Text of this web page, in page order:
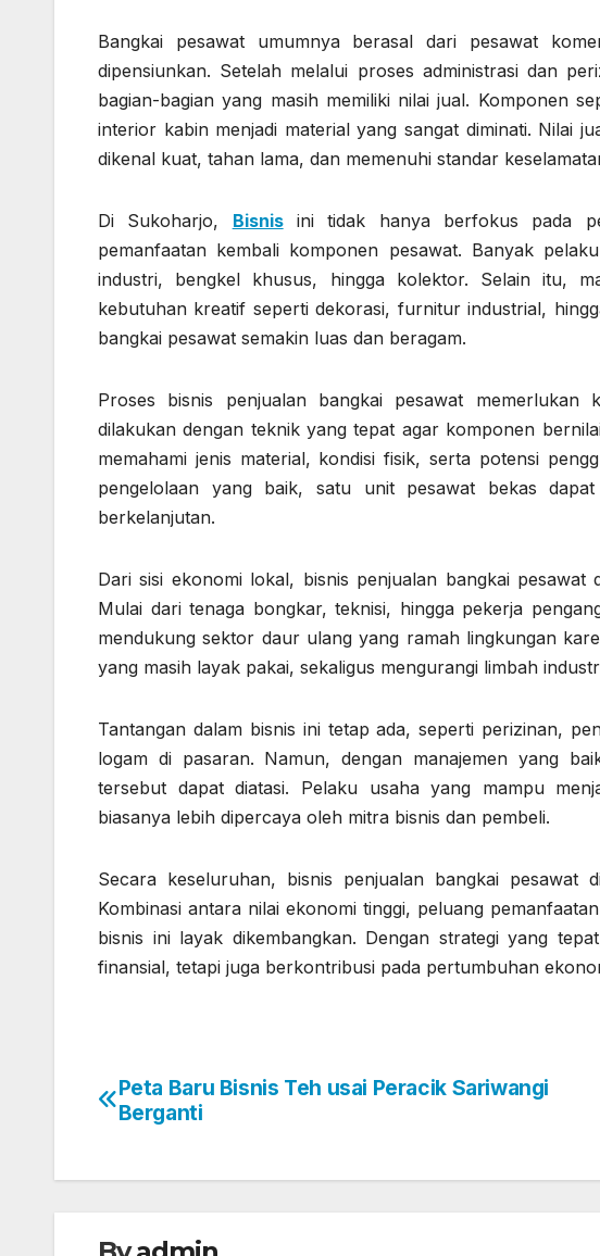
Bangkai pesawat umumnya berasal dari pesawat
dipensiunkan. Setelah melalui proses administrasi dan
bagian-bagian yang masih memiliki nilai jual. Komponen
interior kabin menjadi material yang sangat diminati. Nilai
dikenal kuat, tahan lama, dan memenuhi standar
Di Sukoharjo, Bisnisini tidak hanya berfokus pada
pemanfaatan kembali komponen pesawat. Banyak
industri, bengkel khusus, hingga kolektor. Selain itu,
kebutuhan kreatif seperti dekorasi, furnitur industrial,
bangkai pesawat semakin luas dan beragam.
Proses bisnis penjualan bangkai pesawat memerlukan
dilakukan dengan teknik yang tepat agar komponen
memahami jenis material, kondisi fisik, serta potensi
pengelolaan yang baik, satu unit pesawat bekas
berkelanjutan.
Dari sisi ekonomi lokal, bisnis penjualan bangkai
Mulai dari tenaga bongkar, teknisi, hingga pekerja
mendukung sektor daur ulang yang ramah lingkungan
yang masih layak pakai, sekaligus mengurangi limbah
Tantangan dalam bisnis ini tetap ada, seperti perizinan,
logam di pasaran. Namun, dengan manajemen yang
tersebut dapat diatasi. Pelaku usaha yang mampu
biasanya lebih dipercaya oleh mitra bisnis dan pembeli.
Secara keseluruhan, bisnis penjualan bangkai pesawat
Kombinasi antara nilai ekonomi tinggi, peluang
bisnis ini layak dikembangkan. Dengan strategi yang
finansial, tetapi juga berkontribusi pada pertumbuhan
Navigasi
Peta Baru Bisnis Teh usai Peracik Sariwangi
Berganti